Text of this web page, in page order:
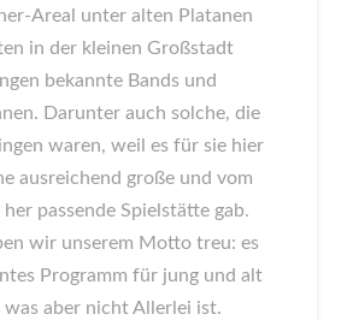
Areal unter alten Platanen
in der kleinen Großstadt
bekannte Bands und
Darunter auch solche, die
waren, weil es für sie hier
ausreichend große und vom
passende Spielstätte gab.
wir unserem Motto treu: es
Programm für jung und alt
was aber nicht Allerlei ist.